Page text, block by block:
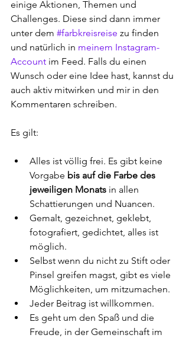
einige Aktionen, Themen und
Challenges. Diese sind dann immer
unter dem #farbkreisreise zu finden
und natürlich in meinem Instagram-
Account im Feed. Falls du einen
Wunsch oder eine Idee hast, kannst du
auch aktiv mitwirken und mir in den
Kommentaren schreiben.
Es gilt:
Alles ist völlig frei. Es gibt keine
Vorgabe bis auf die Farbe des
jeweiligen Monats in allen
Schattierungen und Nuancen.
Gemalt, gezeichnet, geklebt,
fotografiert, gedichtet, alles ist
möglich.
Selbst wenn du nicht zu Stift oder
Pinsel greifen magst, gibt es viele
Möglichkeiten, um mitzumachen.
Jeder Beitrag ist willkommen.
Es geht um den Spaß und die
Freude, in der Gemeinschaft im